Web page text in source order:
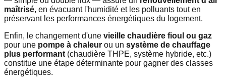
maîtrisé, en évacuant l'humidité et les polluants tout en
préservant les performances énergétiques du logement.
Enfin, le changement d'une vieille chaudière fioul ou gaz
pour une pompe à chaleur ou un système de chauffage
plus performant (chaudière THPE, système hybride, etc.)
constitue une étape déterminante pour gagner des classes
énergétiques.